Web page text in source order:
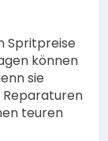
Spritpreise
können
sie
Reparaturen
teuren